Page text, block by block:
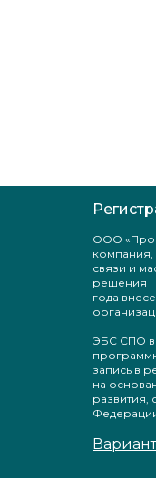
ООО
связи и
решения
года
ЭБС СПО
запись в
на
развития,